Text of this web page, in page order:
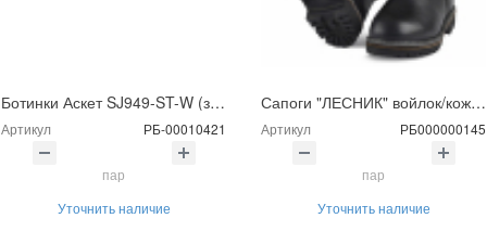
Ботинки Аскет SJ949-ST-W (зима) ПУ c МП
Артикул РБ-00010421
пар
Уточнить наличие
Сапоги "ЛЕСНИК" войлок/кожа, Р
Артикул РБ000000145
пар
Уточнить наличие